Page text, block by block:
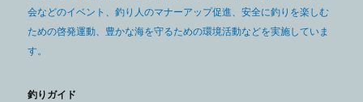
会などのイベント、釣り人のマナーアップ促進、安全に釣りを楽しむ
ための啓発運動、豊かな海を守るための環境活動などを実施していま
す。
釣りガイド